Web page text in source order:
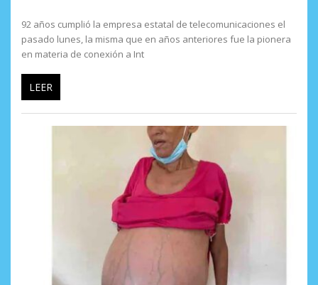
92 años cumplió la empresa estatal de telecomunicaciones el
pasado lunes, la misma que en años anteriores fue la pionera
en materia de conexión a Int
LEER